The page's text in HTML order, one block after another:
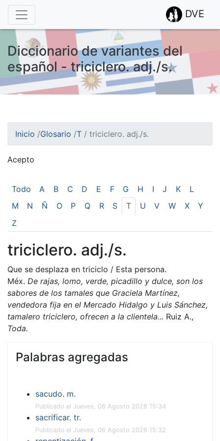
DVE
Diccionario de variantes del
español - triciclero. adj./s.
Inicio /Glosario /T / triciclero. adj./s.
Acepto
Todo A B C D E F G H I J K
L
M
N Ñ O P Q R S T U V W X
Y
Z
triciclero. adj./s.
Que se desplaza en triciclo / Esta persona.
Méx. De rajas, lomo, verde, picadillo y dulce, son los
sabores de los tamales que Graciela Martínez,
vendedora fija en el Mercado Hidalgo y Luis Sánchez,
tamalero triciclero, ofrecen a la clientela... Ruiz A.,
Toda.
Palabras agregadas
sacudo. m.
Publicado el Jueves, 06 Agosto 2026 15:34
sacrificar. tr.
Publicado el Jueves, 06 Agosto 2026 15:32